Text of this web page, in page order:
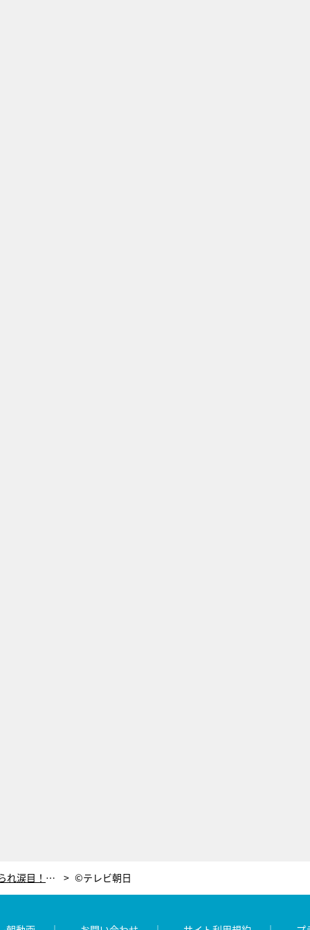
SHELLY、本番中に“離婚”をイジラられ涙目！「もう大丈夫だから！」 ©テレビ朝日